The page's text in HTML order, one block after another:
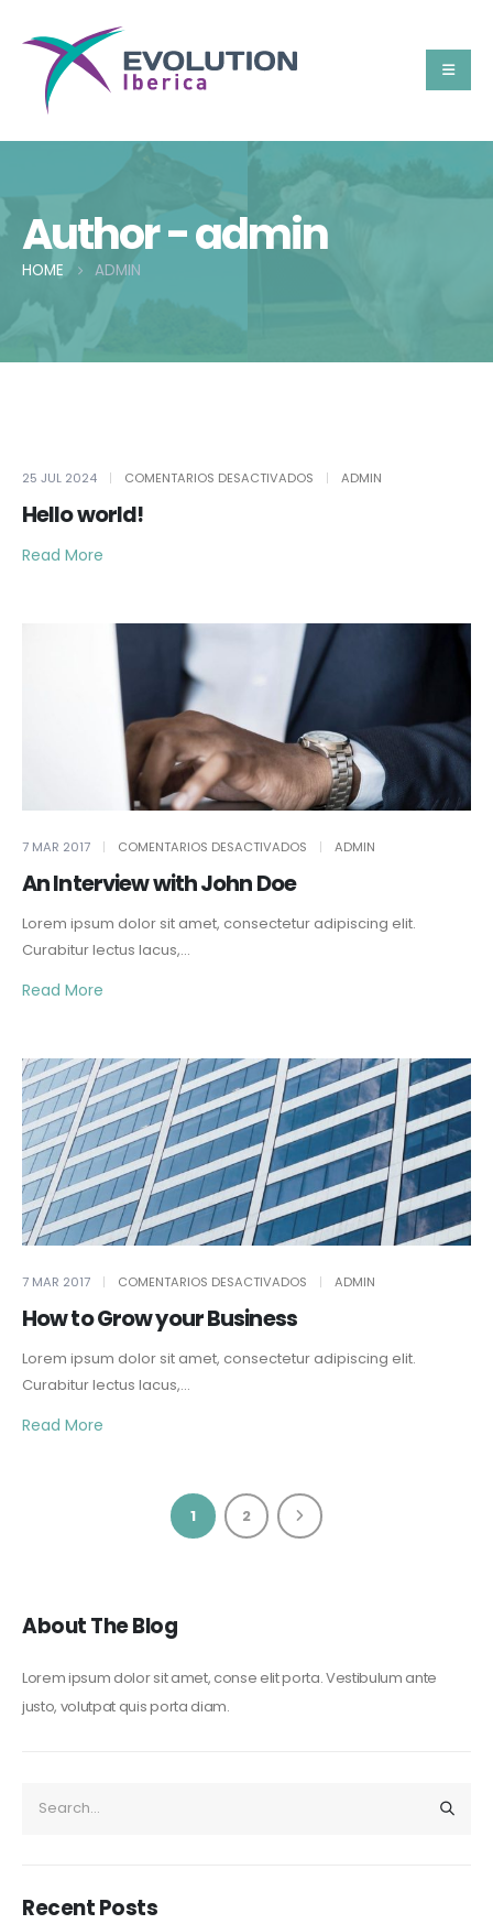
Author - admin
HOME ADMIN
25 JUL 2024 COMENTARIOS DESACTIVADOS EN
HELLO
ADMIN
Hello world!
Read More
7 MAR 2017 COMENTARIOS DESACTIVADOS EN
AN
ADMIN
An Interview with John Doe
Lorem ipsum dolor sit amet, consectetur adipiscing elit.
Curabitur lectus lacus,...
Read More
7 MAR 2017 COMENTARIOS DESACTIVADOS EN
HOW
ADMIN
How to Grow your Business
Lorem ipsum dolor sit amet, consectetur adipiscing elit.
Curabitur lectus lacus,...
Read More
1 2
About The Blog
Lorem ipsum dolor sit amet, conse elit porta. Vestibulum ante
justo, volutpat quis porta diam.
Recent Posts